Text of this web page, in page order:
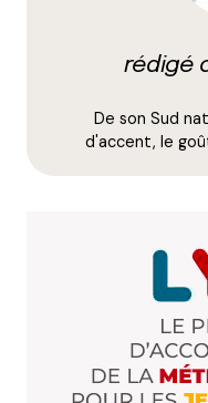
E-mail*
rédigé
De son Sud
d'accent, le